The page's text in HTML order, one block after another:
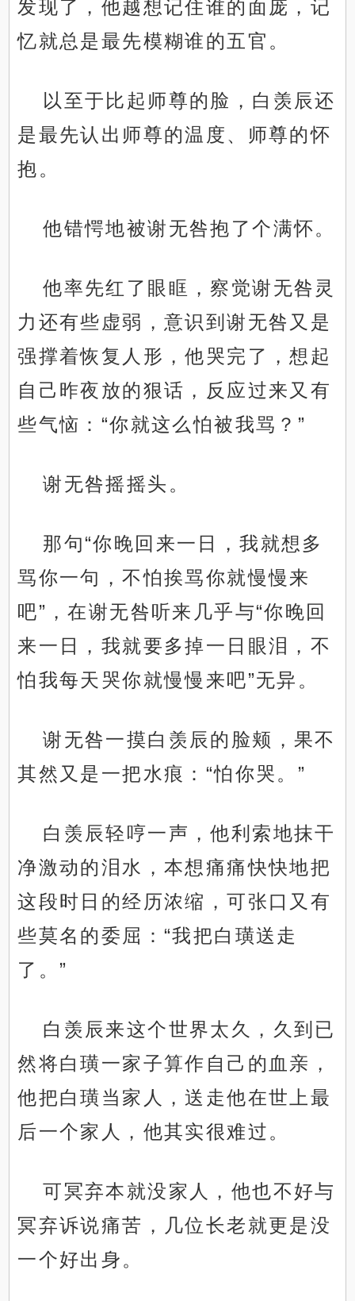
发现了，他越想记住谁的面庞，记
忆就总是最先模糊谁的五官。
以至于比起师尊的脸，白羡辰还
是最先认出师尊的温度、师尊的怀
抱。
他错愕地被谢无咎抱了个满怀。
他率先红了眼眶，察觉谢无咎灵
力还有些虚弱，意识到谢无咎又是
强撑着恢复人形，他哭完了，想起
自己昨夜放的狠话，反应过来又有
些气恼：“你就这么怕被我骂？”
谢无咎摇摇头。
那句“你晚回来一日，我就想多
骂你一句，不怕挨骂你就慢慢来
吧”，在谢无咎听来几乎与“你晚回
来一日，我就要多掉一日眼泪，不
怕我每天哭你就慢慢来吧”无异。
谢无咎一摸白羡辰的脸颊，果不
其然又是一把水痕：“怕你哭。”
白羡辰轻哼一声，他利索地抹干
净激动的泪水，本想痛痛快快地把
这段时日的经历浓缩，可张口又有
些莫名的委屈：“我把白璜送走
了。”
白羡辰来这个世界太久，久到已
然将白璜一家子算作自己的血亲，
他把白璜当家人，送走他在世上最
后一个家人，他其实很难过。
可冥弃本就没家人，他也不好与
冥弃诉说痛苦，几位长老就更是没
一个好出身。